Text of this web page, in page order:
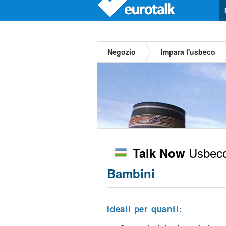
Negozio Impara l'usbeco
Talk Now
Bambini
Ideali per quanti: